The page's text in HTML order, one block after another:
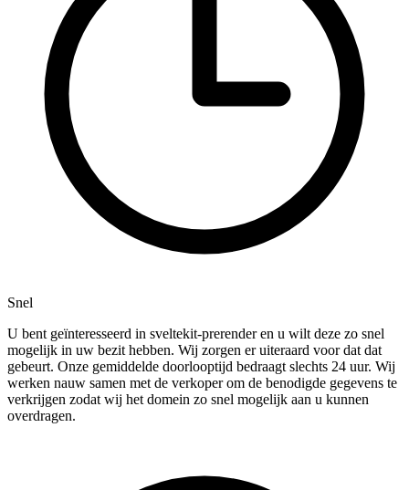
Snel
U bent geïnteresseerd in sveltekit-prerender en u wilt deze zo snel
mogelijk in uw bezit hebben. Wij zorgen er uiteraard voor dat dat
gebeurt. Onze gemiddelde doorlooptijd bedraagt slechts 24 uur. Wij
werken nauw samen met de verkoper om de benodigde gegevens te
verkrijgen zodat wij het domein zo snel mogelijk aan u kunnen
overdragen.